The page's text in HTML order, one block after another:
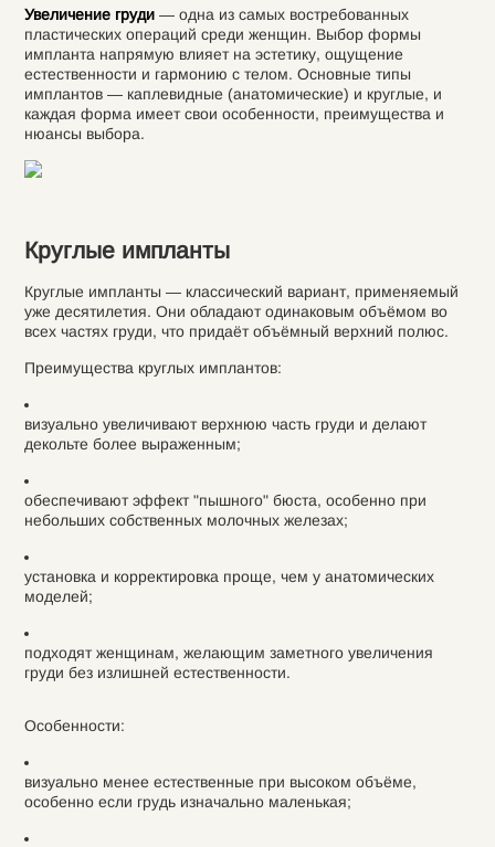
Увеличение груди— одна из самых востребованных
пластических операций среди женщин. Выбор формы
импланта напрямую влияет на эстетику, ощущение
естественности и гармонию с телом. Основные типы
имплантов — каплевидные (анатомические) и круглые, и
каждая форма имеет свои особенности, преимущества и
нюансы выбора.
Круглые импланты
Круглые импланты — классический вариант, применяемый
уже десятилетия. Они обладают одинаковым объёмом во
всех частях груди, что придаёт объёмный верхний полюс.
Преимущества круглых имплантов:
визуально увеличивают верхнюю часть груди и делают
декольте более выраженным;
обеспечивают эффект "пышного" бюста, особенно при
небольших собственных молочных железах;
установка и корректировка проще, чем у анатомических
моделей;
подходят женщинам, желающим заметного увеличения
груди без излишней естественности.
Особенности:
визуально менее естественные при высоком объёме,
особенно если грудь изначально маленькая;